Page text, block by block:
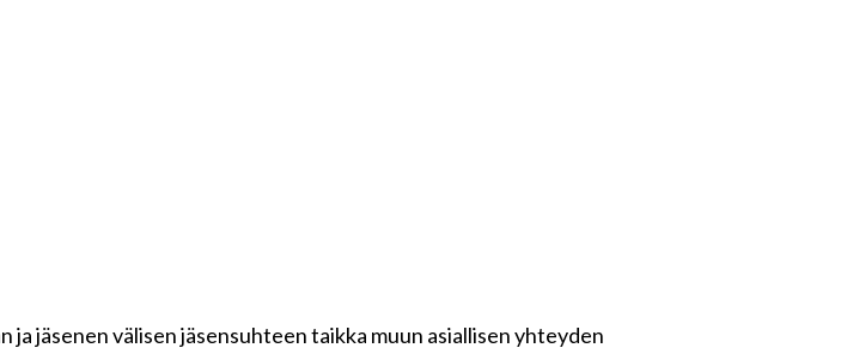
jäsenen välisen jäsensuhteen taikka muun asiallisen yhteyden